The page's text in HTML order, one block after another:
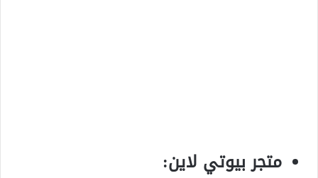
متجر بيوتي لاين: